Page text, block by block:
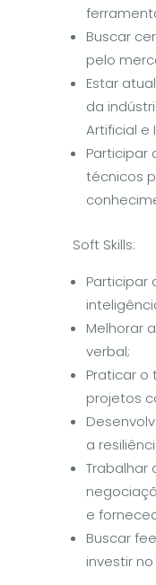
Buscar
pelo
Estar
da
Artificial e
Participar
técnicos
Soft Skills:
Participar
Melhorar
verbal;
Praticar
projetos
a
Trabalhar
e
Buscar
investir